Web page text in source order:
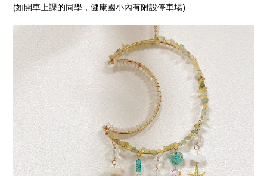
(如開車上課的同學，健康國小內有附設停車場)